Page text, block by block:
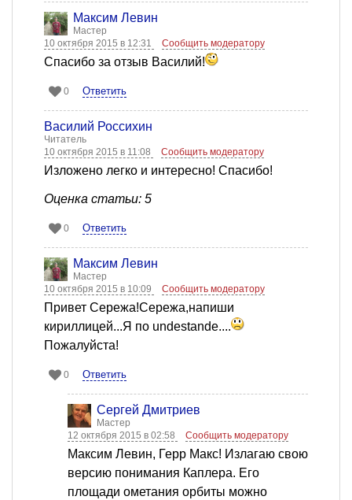
Максим Левин
Мастер
10 октября 2015 в 12:31
Сообщить модератору
Спасибо за отзыв Василий!
0 Ответить
Василий Россихин
Читатель
10 октября 2015 в 11:08
Сообщить модератору
Изложено легко и интересно! Спасибо!
Оценка статьи: 5
0 Ответить
Максим Левин
Мастер
10 октября 2015 в 10:09
Сообщить модератору
Привет Сережа!Сережа,напиши
кириллицей...Я по undestande....
Пожалуйста!
0 Ответить
Сергей Дмитриев
Мастер
12 октября 2015 в 02:58
Сообщить модератору
Максим Левин, Герр Макс! Излагаю свою
версию понимания Каплера. Его
площади ометания орбиты можно